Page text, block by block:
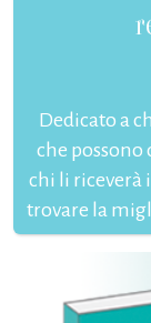
Dedicato a
che possono
chi li riceverà
trovare la